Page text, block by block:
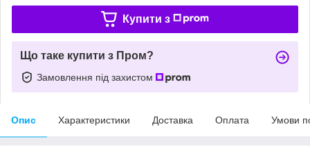
Купити з
Що таке купити з Пром?
Замовлення під захистом
Опис Характеристики Доставка Оплата Умови